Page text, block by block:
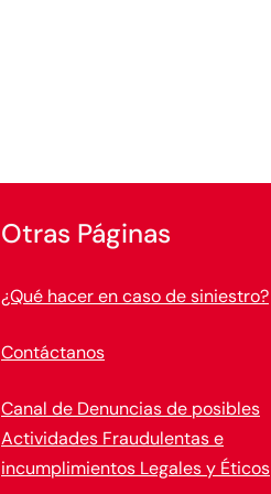
Otras Páginas
¿Qué hacer en caso de siniestro?
Contáctanos
Canal de Denuncias de posibles
Actividades Fraudulentas e
incumplimientos Legales y Éticos